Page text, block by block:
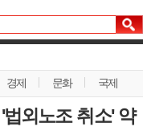
경제 문화 국제
외노조 취소' 약